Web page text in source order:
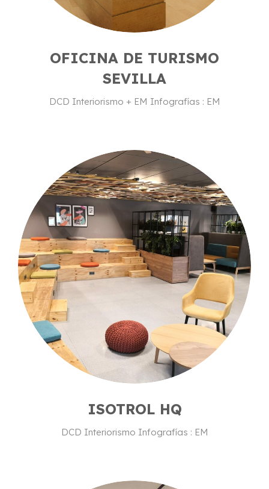
OFICINA DE TURISMO
SEVILLA
DCD Interiorismo + EM Infografías : EM
ISOTROL HQ
DCD Interiorismo Infografías : EM